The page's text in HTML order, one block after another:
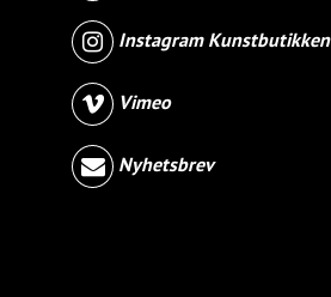
Instagram Kunstbutikken
Vimeo
Nyhetsbrev